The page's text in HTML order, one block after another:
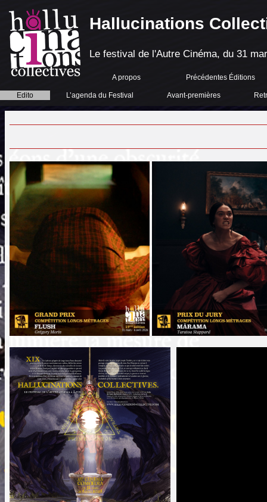
Hallucinations
Le festival de l'Autre Cinéma, du 31
A propos Précédentes Éditions
Edito L’agenda du Festival Avant-premières